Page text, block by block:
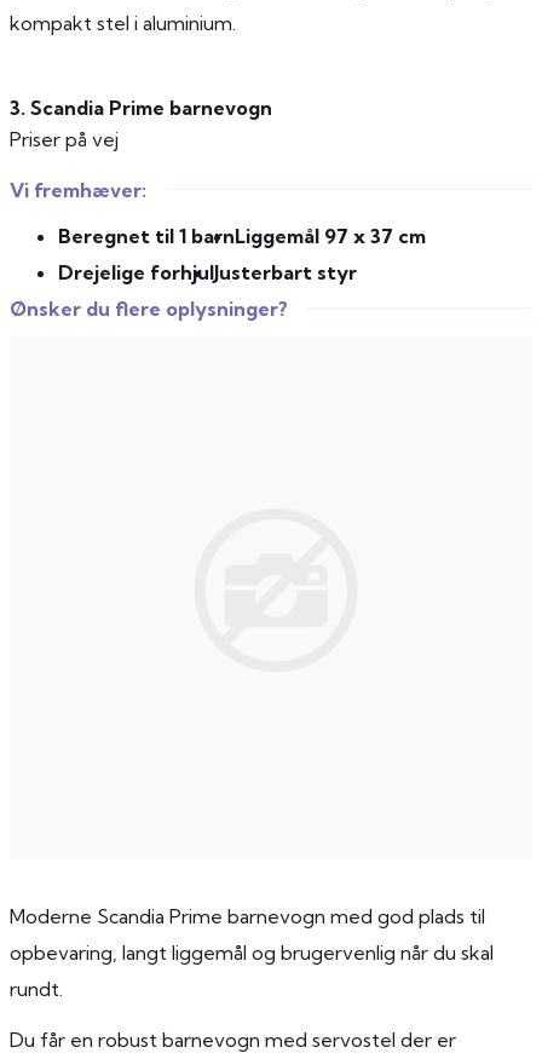
kompakt stel i aluminium.
3. Scandia Prime barnevogn
Priser på vej
Vi fremhæver:
Beregnet til 1 barnLiggemål 97 x 37 cm
Drejelige forhjulJusterbart styr
Ønsker du flere oplysninger?
Moderne Scandia Prime barnevogn med god plads til
opbevaring, langt liggemål og brugervenlig når du skal
rundt.
Du får en robust barnevogn med servostel der er